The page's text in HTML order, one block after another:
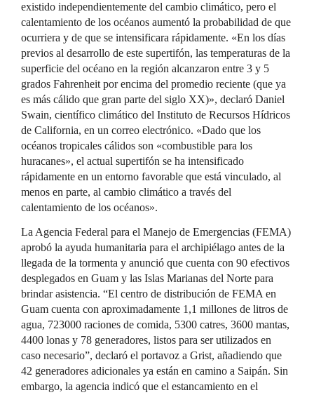
existido independientemente del cambio climático, pero el
calentamiento de los océanos aumentó la probabilidad de que
ocurriera y de que se intensificara rápidamente. «En los días
previos al desarrollo de este supertifón, las temperaturas de la
superficie del océano en la región alcanzaron entre 3 y 5
grados Fahrenheit por encima del promedio reciente (que ya
es más cálido que gran parte del siglo XX)», declaró Daniel
Swain, científico climático del Instituto de Recursos Hídricos
de California, en un correo electrónico. «Dado que los
océanos tropicales cálidos son «combustible para los
huracanes», el actual supertifón se ha intensificado
rápidamente en un entorno favorable que está vinculado, al
menos en parte, al cambio climático a través del
calentamiento de los océanos».
La Agencia Federal para el Manejo de Emergencias (FEMA)
aprobó la ayuda humanitaria para el archipiélago antes de la
llegada de la tormenta y anunció que cuenta con 90 efectivos
desplegados en Guam y las Islas Marianas del Norte para
brindar asistencia. “El centro de distribución de FEMA en
Guam cuenta con aproximadamente 1,1 millones de litros de
agua, 723000 raciones de comida, 5300 catres, 3600 mantas,
4400 lonas y 78 generadores, listos para ser utilizados en
caso necesario”, declaró el portavoz a Grist, añadiendo que
42 generadores adicionales ya están en camino a Saipán. Sin
embargo, la agencia indicó que el estancamiento en el